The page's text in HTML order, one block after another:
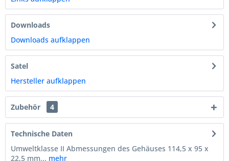
Downloads
Downloads aufklappen
Satel
Hersteller aufklappen
Zubehör 4
Technische Daten
Umweltklasse II Abmessungen des Gehäuses 114,5 x 95 x
22,5 mm... mehr